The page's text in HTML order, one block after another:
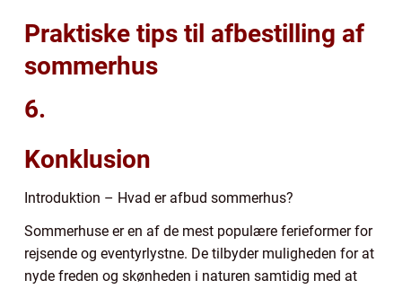
Praktiske tips til afbestilling af
sommerhus
6.
Konklusion
Introduktion – Hvad er afbud sommerhus?
Sommerhuse er en af de mest populære ferieformer for
rejsende og eventyrlystne. De tilbyder muligheden for at
nyde freden og skønheden i naturen samtidig med at